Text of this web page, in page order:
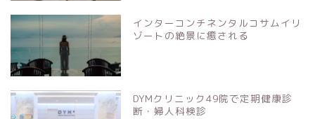
インターコンチネンタルコサムイリ
ゾートの絶景に癒される
DYMクリニック49院で定期健康診
断・婦人科検診